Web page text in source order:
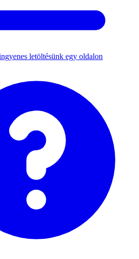
letöltésünk egy oldalon